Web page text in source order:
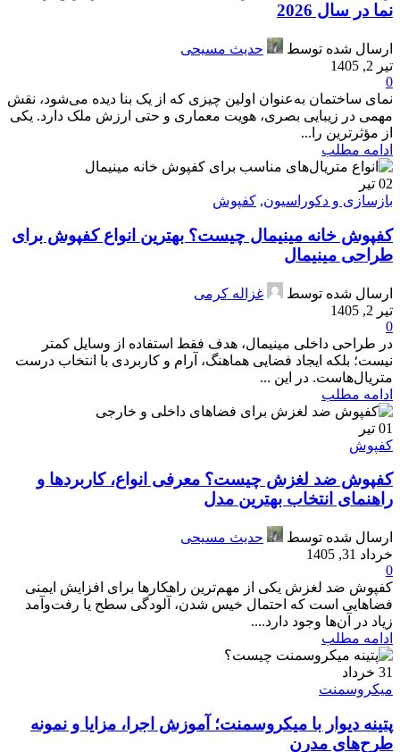
نما در سال 2026
ارسال شده توسط
حدیث مسیحی
تیر 2, 1405
0
نمای ساختمان به‌عنوان اولین چیزی که از یک بنا دیده می‌شود، نقش
مهمی در زیبایی بصری، هویت معماری و حتی ارزش ملک دارد. یکی
از مؤثرترین را...
ادامه مطلب
02 تیر
بازسازی و دکوراسیون, کفپوش
کفپوش خانه مینیمال چیست؟ بهترین انواع کفپوش برای
طراحی مینیمال
ارسال شده توسط
غزاله کرمی
تیر 2, 1405
0
در طراحی داخلی مینیمال، هدف فقط استفاده از وسایل کمتر
نیست؛ بلکه ایجاد فضایی هماهنگ، آرام و کاربردی با انتخاب درست
متریال‌هاست. در این ...
ادامه مطلب
01 تیر
کفپوش
کفپوش ضد لغزش چیست؟ معرفی انواع، کاربردها و
راهنمای انتخاب بهترین مدل
ارسال شده توسط
حدیث مسیحی
خرداد 31, 1405
0
کفپوش ضد لغزش یکی از مهم‌ترین راهکارها برای افزایش ایمنی
فضاهایی است که احتمال خیس شدن، آلودگی سطح یا رفت‌وآمد
زیاد در آن‌ها وجود دارد....
ادامه مطلب
31 خرداد
میکروسمنت
پتینه دیوار با میکروسمنت؛ آموزش اجرا، مزایا و نمونه
طرح‌های مدرن